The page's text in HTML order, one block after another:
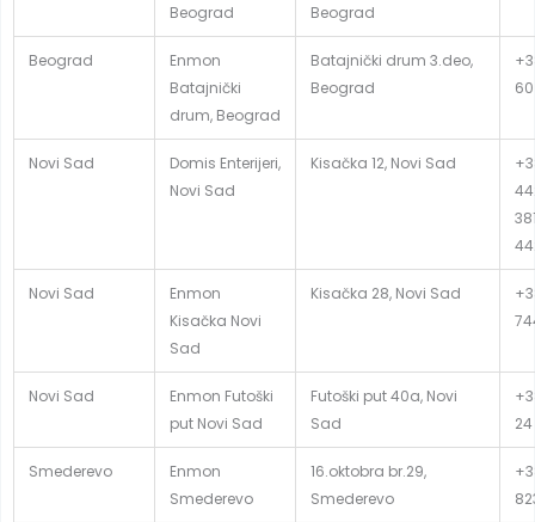
Beograd
Beograd
Beograd
Enmon
Batajnički
drum, Beograd
Batajnički drum 3.deo,
Beograd
Novi Sad
Domis Enterijeri,
Novi Sad
Kisačka 12, Novi Sad
Novi Sad
Enmon
Kisačka Novi
Sad
Kisačka 28, Novi Sad
Novi Sad
Enmon Futoški
put Novi Sad
Futoški put 40a, Novi
Sad
24
Smederevo
Enmon
Smederevo
16.oktobra br.29,
Smederevo